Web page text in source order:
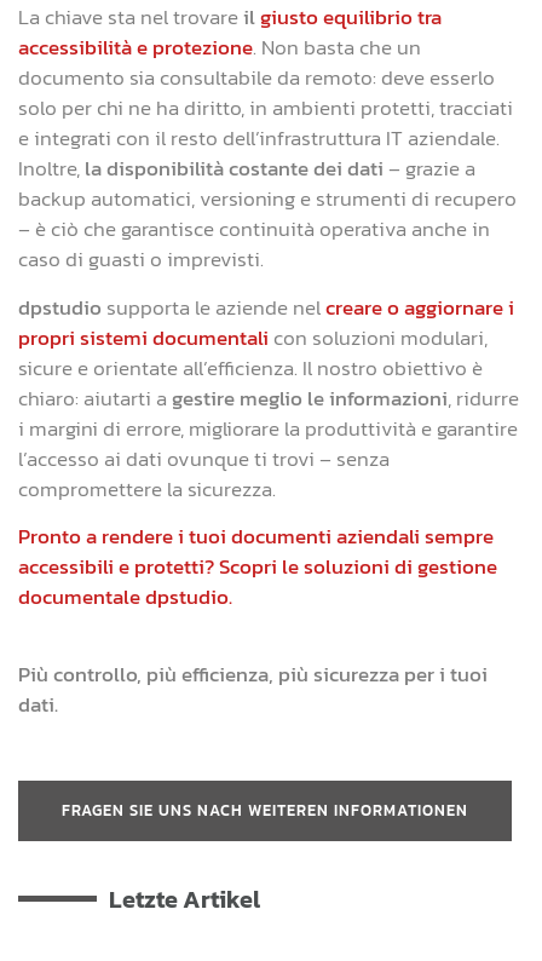
La chiave sta nel trovareilgiusto equilibrio tra
accessibilità e protezione. Non basta che un
documento sia consultabile da remoto: deve esserlo
solo per chi ne ha diritto, in ambienti protetti, tracciati
e integrati con il resto dell’infrastruttura IT aziendale.
Inoltre,la disponibilità costante dei dati – grazie a
backup automatici, versioning e strumenti di recupero
– è ciò che garantisce continuità operativa anche in
caso di guasti o imprevisti.
dpstudio supporta le aziende nelcreare o aggiornare i
propri sistemi documentali con soluzioni modulari,
sicure e orientate all’efficienza. Il nostro obiettivo è
chiaro: aiutarti agestire meglio le informazioni, ridurre
i margini di errore, migliorare la produttività e garantire
l’accesso ai dati ovunque ti trovi – senza
compromettere la sicurezza.
Pronto a rendere i tuoi documenti aziendali sempre
accessibili e protetti? Scopri le soluzioni di gestione
documentale dpstudio.
Più controllo, più efficienza, più sicurezza per i tuoi
dati.
FRAGEN SIE UNS NACH WEITEREN INFORMATIONEN
Letzte Artikel